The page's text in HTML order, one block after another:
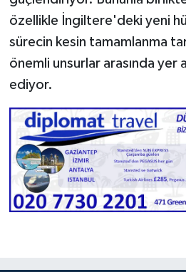
özellikle İngiltere'deki yeni
sürecin kesin tamamlanma
önemli unsurlar arasında yer
ediyor.